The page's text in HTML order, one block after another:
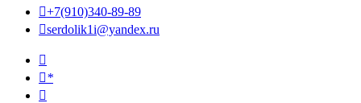
+7(910)340-89-89
serdolik1i@yandex.ru

*
